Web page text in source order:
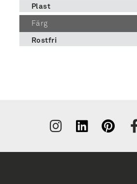
Plast
Färg
Rostfri
Tilmeld